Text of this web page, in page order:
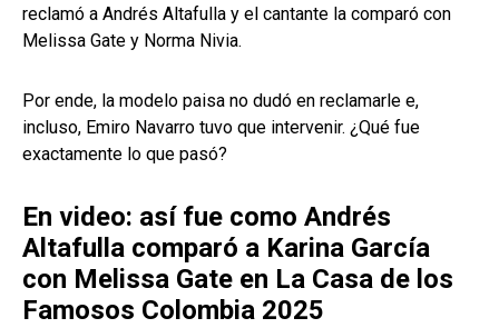
reclamó a Andrés Altafulla y el cantante la comparó con
Melissa Gate y Norma Nivia.
Por ende, la modelo paisa no dudó en reclamarle e,
incluso, Emiro Navarro tuvo que intervenir. ¿Qué fue
exactamente lo que pasó?
En video: así fue como Andrés
Altafulla comparó a Karina García
con Melissa Gate en La Casa de los
Famosos Colombia 2025